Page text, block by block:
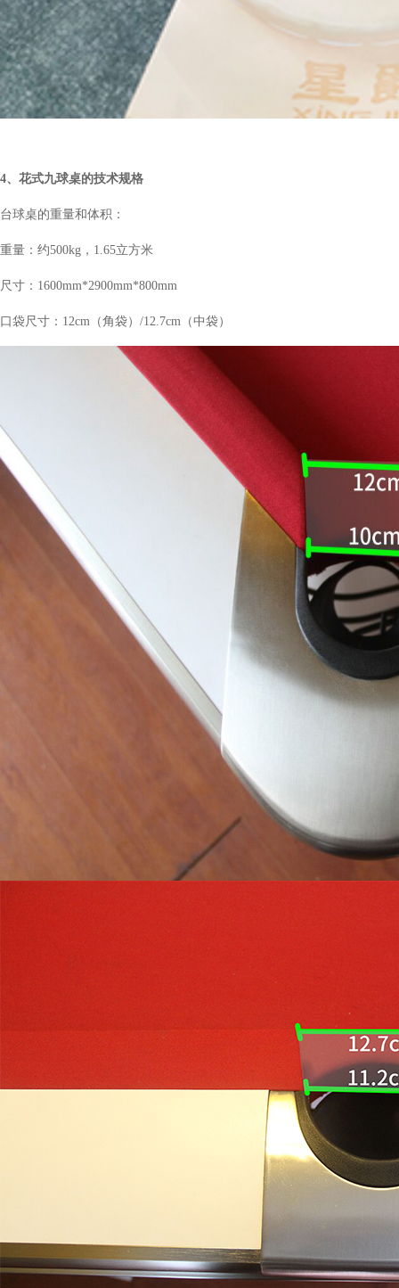
4、花式九球桌的技术规格
台球桌的重量和体积：
重量：约500kg，1.65立方米
尺寸：1600mm*2900mm*800mm
口袋尺寸：12cm （角袋） /12.7cm （中袋）